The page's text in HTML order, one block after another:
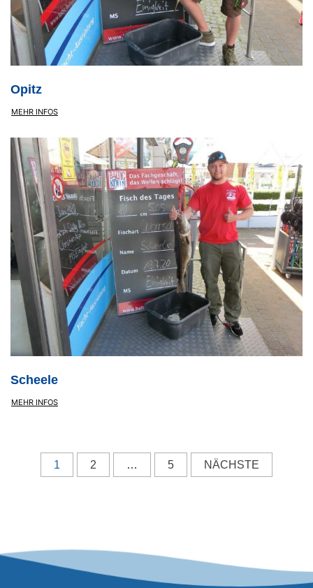
Opitz
MEHR INFOS
Scheele
MEHR INFOS
Seitennummerierung der Beiträge
1 2 … 5 NÄCHSTE